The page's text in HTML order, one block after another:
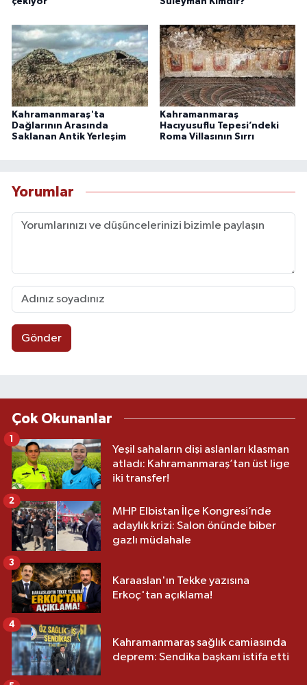
Kahramanmaraş'ta
Dağlarının Arasında
Saklanan Antik Yerleşim
Kahramanmaraş
Hacıyusuflu Tepesi’ndeki
Roma Villasının Sırrı
Yorumlar
Gönder
Çok Okunanlar
Yeşil sahaların dişi aslanları klasman
atladı: Kahramanmaraş’tan üst lige
iki transfer!
1
MHP Elbistan İlçe Kongresi’nde
adaylık krizi: Salon önünde biber
gazlı müdahale
2
Karaaslan'ın Tekke yazısına
Erkoç'tan açıklama!
3
Kahramanmaraş sağlık camiasında
deprem: Sendika başkanı istifa etti
4